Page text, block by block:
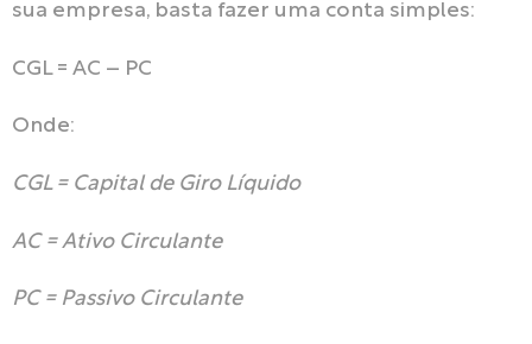
sua empresa, basta fazer uma conta simples:
CGL = AC – PC
Onde:
CGL = Capital de Giro Líquido
AC = Ativo Circulante
PC = Passivo Circulante